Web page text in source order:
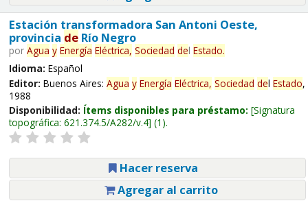
Estación transformadora San Antoni Oeste,
provincia deRío Negro
por Agua y Energía Eléctrica, Sociedad del Estado.
Idioma: Español
Editor: Buenos Aires: Agua y Energía Eléctrica, Sociedad del Estado,
1988
Disponibilidad: Ítems disponibles para préstamo: Signatura
topográfica: 621.374.5/A282/v.4 (1).
Hacer reserva
Agregar al carrito